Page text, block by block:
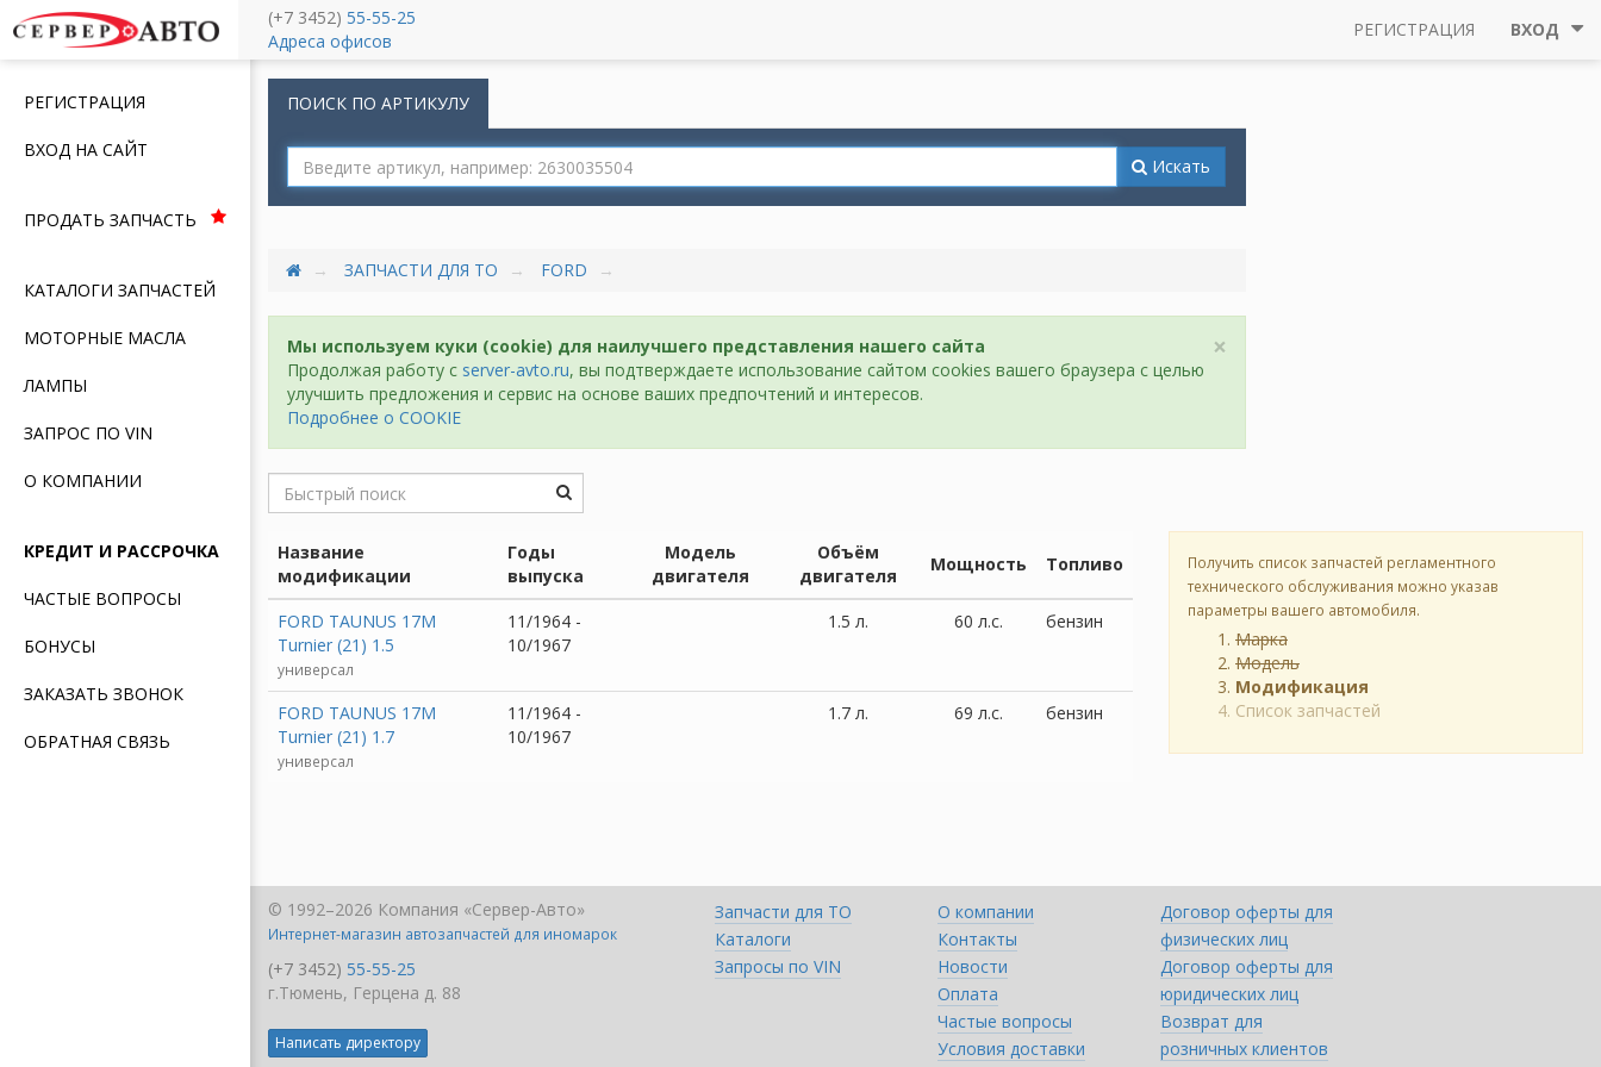
Меню
РЕГИСТРАЦИЯ
ВХОД НА САЙТ
ПРОДАТЬ ЗАПЧАСТЬ
КАТАЛОГИ ЗАПЧАСТЕЙ
МОТОРНЫЕ МАСЛА
ЛАМПЫ
ЗАПРОС ПО VIN
О КОМПАНИИ
КРЕДИТ И РАССРОЧКА
ЧАСТЫЕ ВОПРОСЫ
БОНУСЫ
ЗАКАЗАТЬ ЗВОНОК
ОБРАТНАЯ СВЯЗЬ
(+7 3452) 55-55-25
Адреса офисов
РЕГИСТРАЦИЯ ВХОД
ПОИСК ПО АРТИКУЛУ
Искать
ЗАПЧАСТИ ДЛЯ ТО FORD
×
Мы используем куки (cookie) для наилучшего представления нашего сайта
Продолжая работу с server-avto.ru, вы подтверждаете использование сайтом cookies вашего браузера с целью
улучшить предложения и сервис на основе ваших предпочтений и интересов.
Подробнее о COOKIE
Получить список запчастей регламентного
технического обслуживания можно указав
параметры вашего автомобиля.
Марка
Модель
Модификация
Список запчастей
Название
модификации
Годы
выпуска
Модель
двигателя
Объём
двигателя
Мощность Топливо
FORD TAUNUS 17M
Turnier (21) 1.5
универсал
11/1964 -
10/1967
1.5 л. 60 л.с. бензин
FORD TAUNUS 17M
Turnier (21) 1.7
универсал
11/1964 -
10/1967
1.7 л. 69 л.с. бензин
Запчасти для ТО
Каталоги
Запросы по VIN
О компании
Контакты
Новости
Оплата
Частые вопросы
Условия доставки
Договор оферты для
физических лиц
Договор оферты для
юридических лиц
Возврат для
розничных клиентов
© 1992–2026 Компания «Сервер-Авто»
Интернет-магазин автозапчастей для иномарок
(+7 3452) 55-55-25
г.Тюмень, Герцена д. 88
Написать директору